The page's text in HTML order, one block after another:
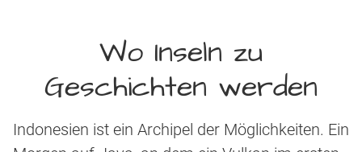
Wo Inseln zu
Geschichten werden
Indonesien ist ein Archipel der Möglichkeiten. Ein